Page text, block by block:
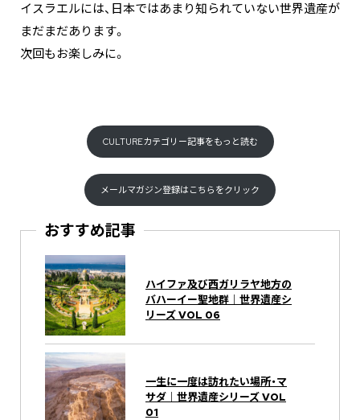
イスラエルには、日本ではあまり知られていない世界遺産が
まだまだあります。
次回もお楽しみに。
CULTUREカテゴリー記事をもっと読む
メールマガジン登録はこちらをクリック
おすすめ記事
ハイファ及び西ガリラヤ地方の
バハーイー聖地群｜世界遺産シ
リーズ VOL 06
一生に一度は訪れたい場所・マ
サダ｜世界遺産シリーズ VOL
01